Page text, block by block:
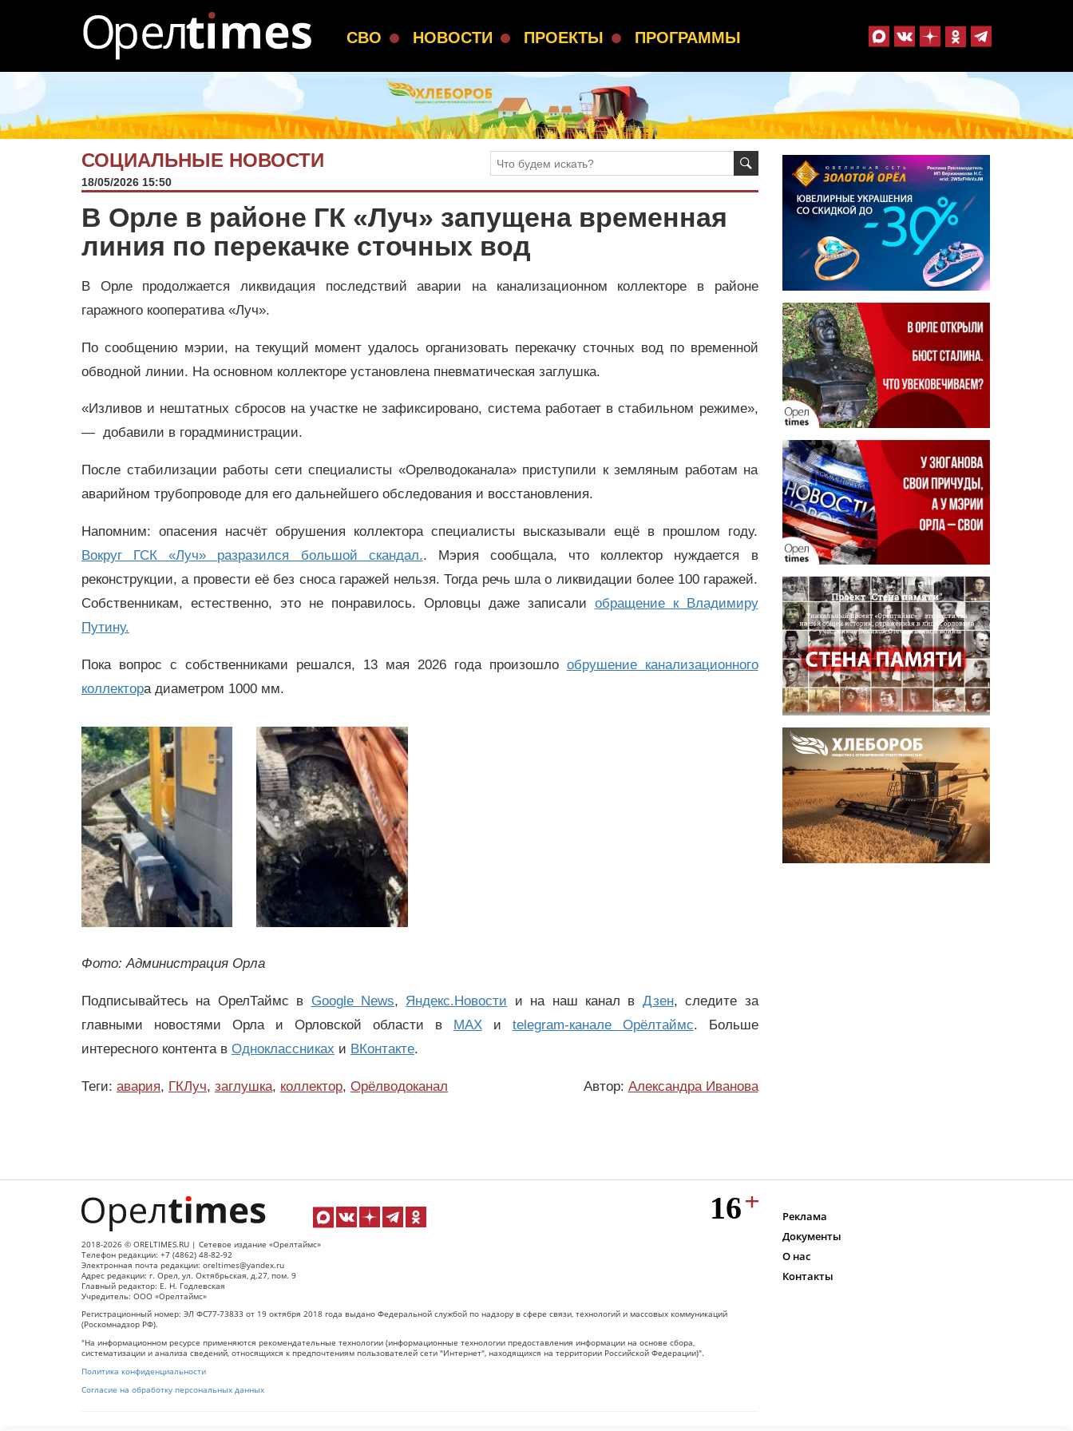
СВО НОВОСТИ ПРОЕКТЫ ПРОГРАММЫ
СОЦИАЛЬНЫЕ НОВОСТИ
18/05/2026 15:50
В Орле в районе ГК «Луч» запущена временная
линия по перекачке сточных вод
В Орле продолжается ликвидация последствий аварии на канализационном коллекторе в районе
гаражного кооператива «Луч».
По сообщению мэрии, на текущий момент удалось организовать перекачку сточных вод по временной
обводной линии. На основном коллекторе установлена пневматическая заглушка.
«Изливов и нештатных сбросов на участке не зафиксировано, система работает в стабильном режиме»,
— добавили в горадминистрации.
После стабилизации работы сети специалисты «Орелводоканала» приступили к земляным работам на
аварийном трубопроводе для его дальнейшего обследования и восстановления.
Напомним: опасения насчёт обрушения коллектора специалисты высказывали ещё в прошлом году.
Вокруг ГСК «Луч» разразился большой скандал.. Мэрия сообщала, что коллектор нуждается в
реконструкции, а провести её без сноса гаражей нельзя. Тогда речь шла о ликвидации более 100 гаражей.
Собственникам, естественно, это не понравилось. Орловцы даже записали обращение к Владимиру
Путину.
Пока вопрос с собственниками решался, 13 мая 2026 года произошло обрушение канализационного
коллектора диаметром 1000 мм.
Фото: Администрация Орла
Подписывайтесь на ОрелТаймс в Google News, Яндекс.Новости и на наш канал в Дзен, следите за
главными новостями Орла и Орловской области в MAXи telegram-канале Орёлтаймс. Больше
интересного контента в Одноклассниках и ВКонтакте.
Теги: авария, ГКЛуч, заглушка, коллектор, Орёлводоканал Автор: Александра Иванова
2018-2026 © ORELTIMES.RU | Сетевое издание «Орелтаймс»
Телефон редакции: +7 (4862) 48-82-92
Электронная почта редакции: oreltimes@yandex.ru
Адрес редакции: г. Орел, ул. Октябрьская, д.27, пом. 9
Главный редактор: Е. Н. Годлевская
Учредитель: ООО «Орелтаймс»
Регистрационный номер: ЭЛ ФС77-73833 от 19 октября 2018 года выдано Федеральной службой по надзору в сфере связи, технологий и массовых коммуникаций
(Роскомнадзор РФ).
"На информационном ресурсе применяются рекомендательные технологии (информационные технологии предоставления информации на основе сбора,
систематизации и анализа сведений, относящихся к предпочтениям пользователей сети "Интернет", находящихся на территории Российской Федерации)".
Политика конфиденциальности
Согласие на обработку персональных данных
Реклама
Документы
О нас
Контакты